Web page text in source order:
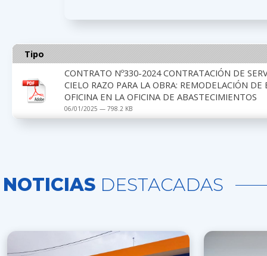
Tipo
CONTRATO Nº330-2024 CONTRATACIÓN DE
CIELO RAZO PARA LA OBRA: REMODELACIÓN
OFICINA EN LA OFICINA DE ABASTECIMIENTOS
06/01/2025 — 798.2 KB
NOTICIAS DESTACADAS